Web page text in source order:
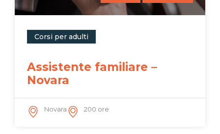
Corsi per adulti
Assistente familiare –
Novara
Novara 200 ore